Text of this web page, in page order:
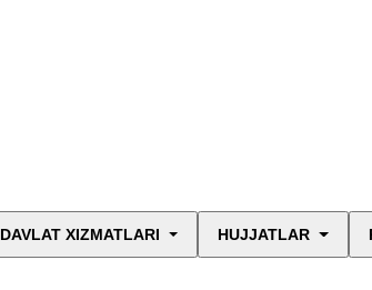
DAVLAT XIZMATLARI HUJJATLAR